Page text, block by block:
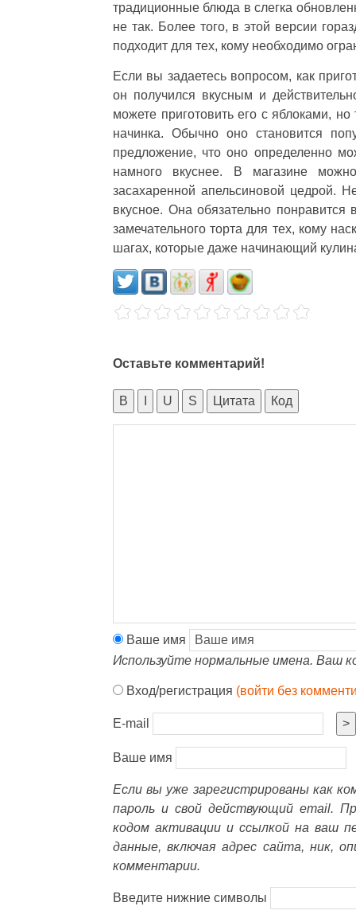
традиционные блюда в слегка
не так. Более того, в этой версии
подходит для тех, кому необходимо
Если вы задаетесь вопросом, как
он получился вкусным и
можете приготовить его с яблоками,
начинка. Обычно оно становится
предложение, что оно определенно
намного вкуснее. В магазине
засахаренной апельсиновой цедрой.
вкусное. Она обязательно
замечательного торта для тех, кому
шагах, которые даже начинающий
Оставьте комментарий!
B U S Цитата Код
Ваше имя
Используйте нормальные имена. Ваш
Вход/регистрация (войти без
E-mail >
Ваше имя
Если вы уже зарегистрированы как
пароль и свой действующий email.
кодом активации и ссылкой на ваш
данные, включая адрес сайта, ник,
комментарии.
Введите нижние символы